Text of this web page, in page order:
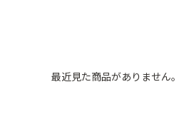
最近見た商品がありません。